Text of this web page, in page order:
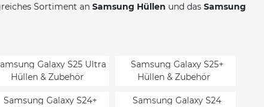
Sortiment an Samsung Hüllen und das Samsung
Galaxy S25 Ultra
Hüllen & Zubehör
Samsung Galaxy S25+
Hüllen & Zubehör
Samsung Galaxy S24+
Samsung Galaxy S24